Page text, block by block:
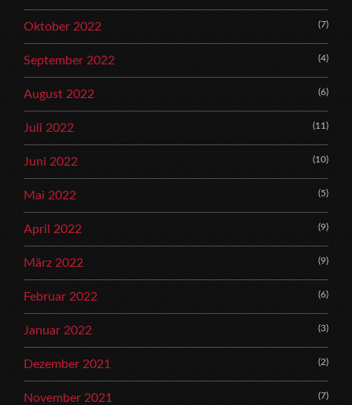
Oktober 2022 (7)
September 2022 (4)
August 2022 (6)
Juli 2022 (11)
Juni 2022 (10)
Mai 2022 (5)
April 2022 (9)
März 2022 (9)
Februar 2022 (6)
Januar 2022 (3)
Dezember 2021 (2)
November 2021 (7)